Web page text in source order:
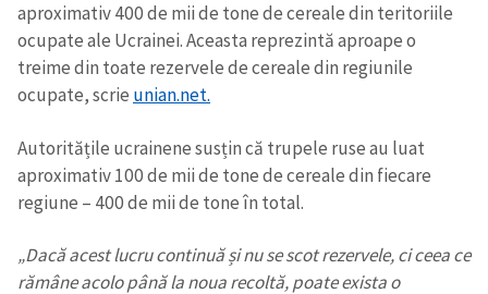
aproximativ 400 de mii de tone de cereale din teritoriile
ocupate ale Ucrainei. Aceasta reprezintă aproape o
treime din toate rezervele de cereale din regiunile
ocupate, scrie unian.net.
Autoritățile ucrainene susțin că trupele ruse au luat
aproximativ 100 de mii de tone de cereale din fiecare
regiune – 400 de mii de tone în total.
„Dacă acest lucru continuă și nu se scot rezervele, ci ceea ce
rămâne acolo până la noua recoltă, poate exista o